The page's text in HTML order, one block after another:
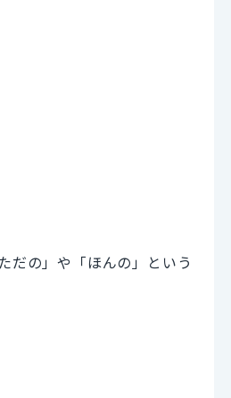
だの」や「ほんの」という